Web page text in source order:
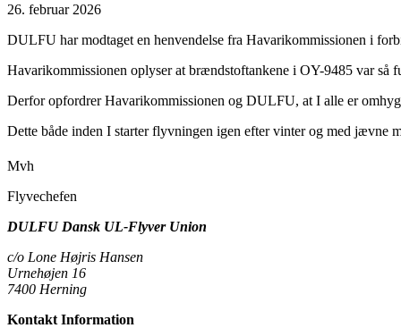
26. februar 2026
DULFU har modtaget en henvendelse fra Havarikommissionen i
Havarikommissionen oplyser at brændstoftankene i OY-9485 var så
Derfor opfordrer Havarikommissionen og DULFU, at I alle er
Dette både inden I starter flyvningen igen efter vinter og med jævne
Mvh
Flyvechefen
DULFU Dansk UL-Flyver Union
c/o Lone Højris Hansen
Urnehøjen 16
7400 Herning
Kontakt Information